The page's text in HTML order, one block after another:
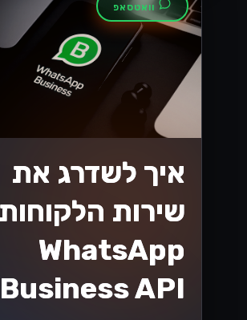
וואטסאפ
איך לשדרג את
שירות
WhatsApp
Business API